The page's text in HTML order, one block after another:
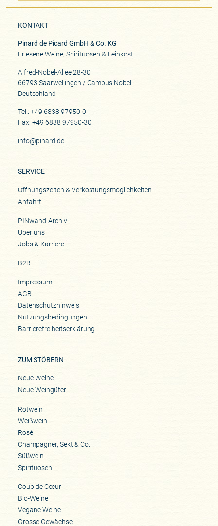
KONTAKT
Pinard de Picard GmbH & Co. KG
Erlesene Weine, Spirituosen & Feinkost
Alfred-Nobel-Allee 28-30
66793 Saarwellingen / Campus Nobel
Deutschland
Tel.: +49 6838 97950-0
Fax: +49 6838 97950-30
info@pinard.de
SERVICE
Öffnungszeiten & Verkostungsmöglichkeiten
Anfahrt
PINwand-Archiv
Über uns
Jobs & Karriere
B2B
Impressum
AGB
Datenschutzhinweis
Nutzungsbedingungen
Barrierefreiheitserklärung
ZUM STÖBERN
Neue Weine
Neue Weingüter
Rotwein
Weißwein
Rosé
Champagner, Sekt & Co.
Süßwein
Spirituosen
Coup de Cœur
Bio-Weine
Vegane Weine
Grosse Gewächse